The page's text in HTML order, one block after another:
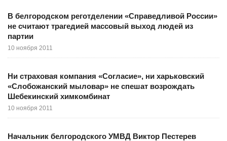
В белгородском реготделении «Справедливой России»
не считают трагедией массовый выход людей из
партии
10 ноября 2011
Ни страховая компания «Согласие», ни харьковский
«Слобожанский мыловар» не спешат возрождать
Шебекинский химкомбинат
10 ноября 2011
Начальник белгородского УМВД Виктор Пестерев